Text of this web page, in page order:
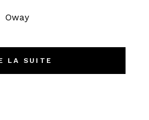
Oway
LA SUITE